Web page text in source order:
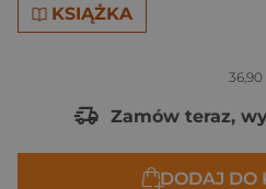
KSIĄŻKA
36,90
Zamów teraz,
DODAJ DO